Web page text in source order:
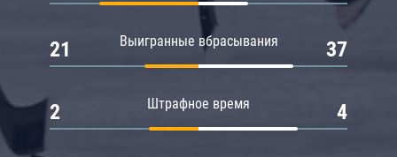
Выигранные вбрасывания
21 37
Штрафное время
2 4